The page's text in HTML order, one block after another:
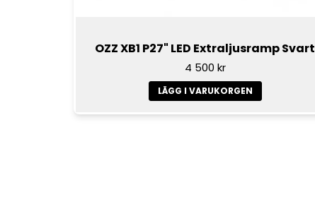
OZZ XB1 P27" LED Extraljusramp Svart
4 500 kr
LÄGG I VARUKORGEN